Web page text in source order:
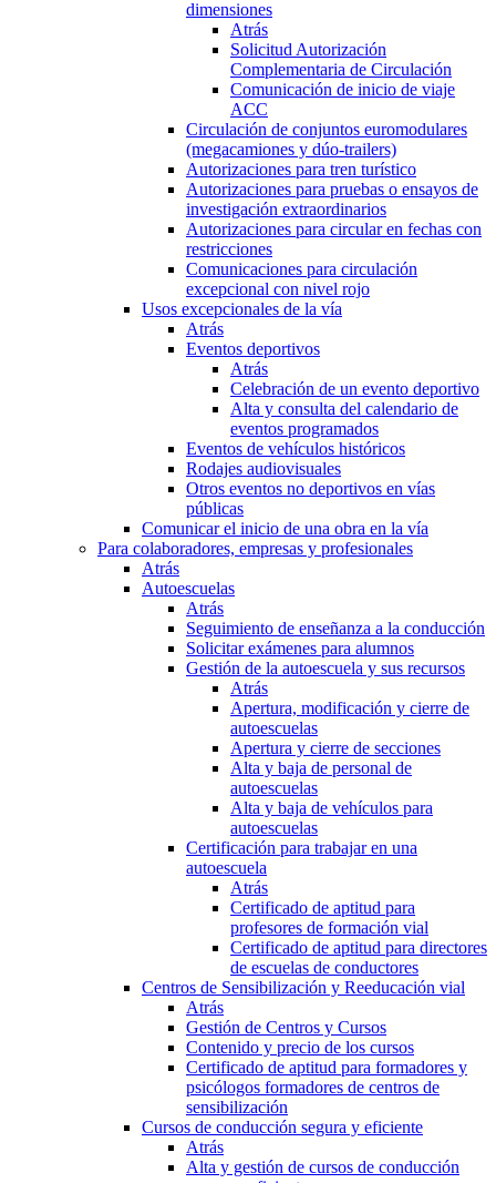
dimensiones
Atrás
Solicitud Autorización
Complementaria de Circulación
Comunicación de inicio de viaje
ACC
Circulación de conjuntos euromodulares
(megacamiones y dúo-trailers)
Autorizaciones para tren turístico
Autorizaciones para pruebas o ensayos de
investigación extraordinarios
Autorizaciones para circular en fechas con
restricciones
Comunicaciones para circulación
excepcional con nivel rojo
Usos excepcionales de la vía
Atrás
Eventos deportivos
Atrás
Celebración de un evento deportivo
Alta y consulta del calendario de
eventos programados
Eventos de vehículos históricos
Rodajes audiovisuales
Otros eventos no deportivos en vías
públicas
Comunicar el inicio de una obra en la vía
Para colaboradores, empresas y profesionales
Atrás
Autoescuelas
Atrás
Seguimiento de enseñanza a la conducción
Solicitar exámenes para alumnos
Gestión de la autoescuela y sus recursos
Atrás
Apertura, modificación y cierre de
autoescuelas
Apertura y cierre de secciones
Alta y baja de personal de
autoescuelas
Alta y baja de vehículos para
autoescuelas
Certificación para trabajar en una
autoescuela
Atrás
Certificado de aptitud para
profesores de formación vial
Certificado de aptitud para directores
de escuelas de conductores
Centros de Sensibilización y Reeducación vial
Atrás
Gestión de Centros y Cursos
Contenido y precio de los cursos
Certificado de aptitud para formadores y
psicólogos formadores de centros de
sensibilización
Cursos de conducción segura y eficiente
Atrás
Alta y gestión de cursos de conducción